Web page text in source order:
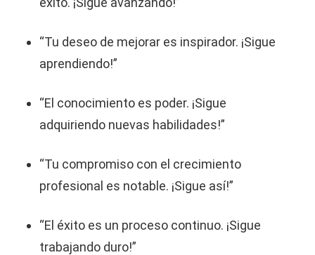
“Tu deseo de mejorar es inspirador. ¡Sigue
aprendiendo!”
“El conocimiento es poder. ¡Sigue
adquiriendo nuevas habilidades!”
“Tu compromiso con el crecimiento
profesional es notable. ¡Sigue así!”
“El éxito es un proceso continuo. ¡Sigue
trabajando duro!”